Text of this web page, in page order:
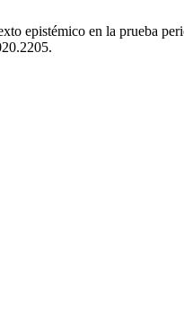
epistémico en la prueba